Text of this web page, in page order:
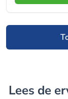
Lees de